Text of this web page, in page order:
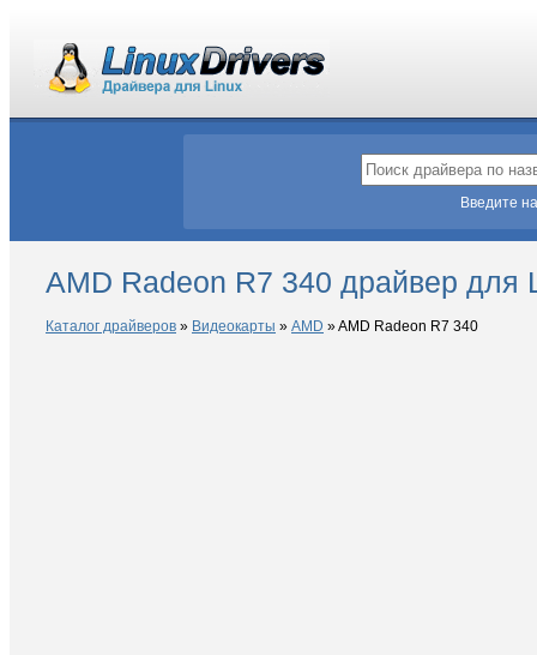
Введите
AMD Radeon R7 340 драйвер для
Каталог драйверов » Видеокарты » AMD »AMD Radeon R7 340